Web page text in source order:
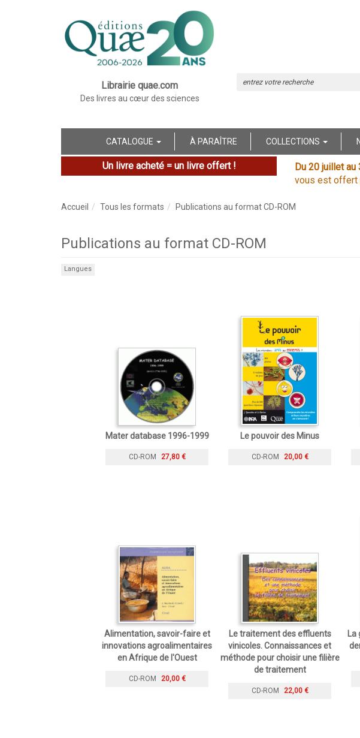
Librairie quae.com
Des livres au cœur des sciences
CATALOGUE À PARAÎTRE COLLECTIONS
Un livre acheté = un livre offert ! Du 20 juillet au
vous est offert
Accueil Tous les formats Publications au format CD-ROM
Publications au format CD-ROM
Langues
Mater database 1996-1999
CD-ROM 27,80 €
Le pouvoir des Minus
CD-ROM 20,00 €
Alimentation, savoir-faire et
innovations agroalimentaires
en Afrique de l'Ouest
CD-ROM 20,00 €
Le traitement des effluents
vinicoles. Connaissances et
méthode pour choisir une filière
de traitement
CD-ROM 22,00 €
La